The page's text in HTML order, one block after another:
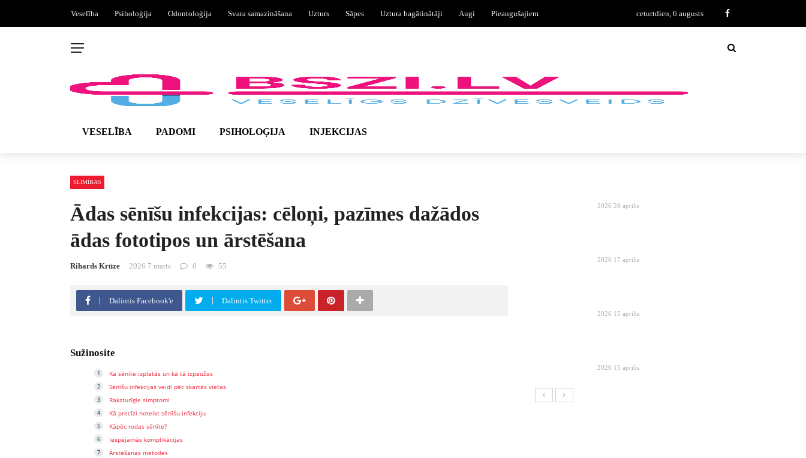
Veselība Psiholoģija Odontoloģija Svara samazināšana Uzturs Sāpes Uztura bagātinātāji Augi Pieaugušajiem ceturtdien, 6 augusts
VESELĪBA PADOMI PSIHOLOĢIJA INJEKCIJAS
SLIMĪBAS
Ādas sēnīšu infekcijas: cēloņi, pazīmes dažādos
ādas fototipos un ārstēšana
Rihards Krūze 2026 7 marts 0 55
Dalintis Facebook'e Dalintis Twitter
Sužinosite
Kā sēnīte izplatās un kā tā izpaužas
Sēnīšu infekcijas veidi pēc skartās vietas
Raksturīgie simptomi
Kā precīzi noteikt sēnīšu infekciju
Kāpēc rodas sēnīte?
Iespējamās komplikācijas
Ārstēšanas metodes
2026 26 aprīlis
2026 17 aprīlis
2026 15 aprīlis
2026 15 aprīlis